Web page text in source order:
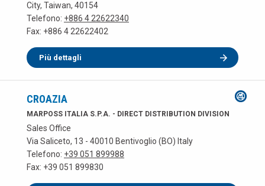
City, Taiwan, 40154
Telefono: +886 4 22622340
Fax: +886 4 22622402
Più dettagli
CROAZIA
MARPOSS ITALIA S.P.A. - DIRECT DISTRIBUTION DIVISION
Sales Office
Via Saliceto, 13 - 40010 Bentivoglio (BO) Italy
Telefono: +39 051 899988
Fax: +39 051 899830